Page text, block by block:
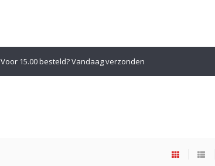
Voor 15.00 besteld? Vandaag verzonden